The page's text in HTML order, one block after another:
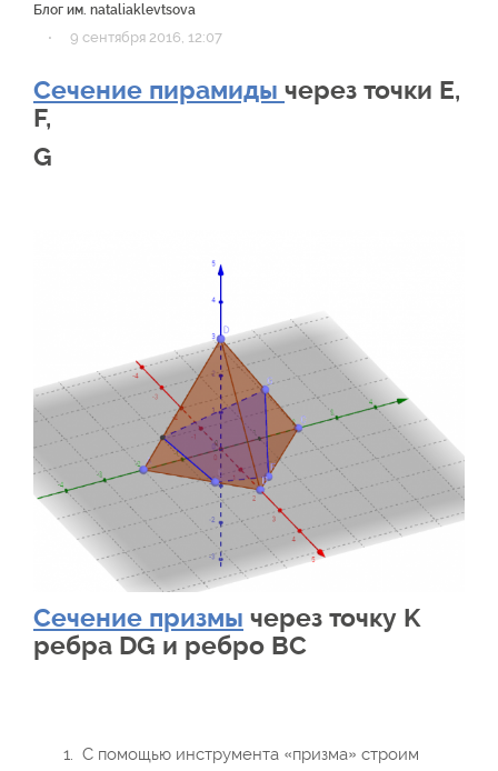
Блог им. nataliaklevtsova
· 9 сентября 2016, 12:07
Сечение пирамиды через точки E,
F,
G
Сечение призмы через точку K
ребра DG и ребро BC
С помощью инструмента «призма» строим